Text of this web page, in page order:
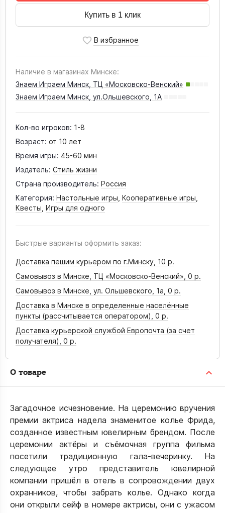
Купить в 1 клик
Наличие в магазинах Минске:
Знаем Играем Минск, ТЦ «Московско-Венский»
Знаем Играем Минск, ул.Ольшевского, 1А
Кол-во игроков: 1-8
Возраст: от 10 лет
Время игры: 45-60 мин
Издатель: Стиль жизни
Страна производитель: Россия
Категория: Настольные игры Кооперативные игры
Квесты Игры для одного
Быстрые варианты оформить заказ:
Доставка пешим курьером по г.Минску, 10 р.
Самовывоз в Минске, ТЦ «Московско-Венский», 0 р.
Самовывоз в Минске, ул. Ольшевского, 1а, 0 р.
Доставка в Минске в определенные населённые
пункты (рассчитывается оператором), 0 р.
Доставка курьерской службой Европочта (за счет
получателя), 0 р.
О товаре
Загадочное исчезновение. На церемонию вручения
премии актриса надела знаменитое колье Фрида,
созданное известным ювелирным брендом. После
церемонии актёры и съёмочная группа фильма
посетили традиционную гала-вечеринку. На
следующее утро представитель ювелирной
компании пришёл в отель в сопровождении двух
охранников, чтобы забрать колье. Однако когда
они открыли сейф в номере актрисы, они с ужасом